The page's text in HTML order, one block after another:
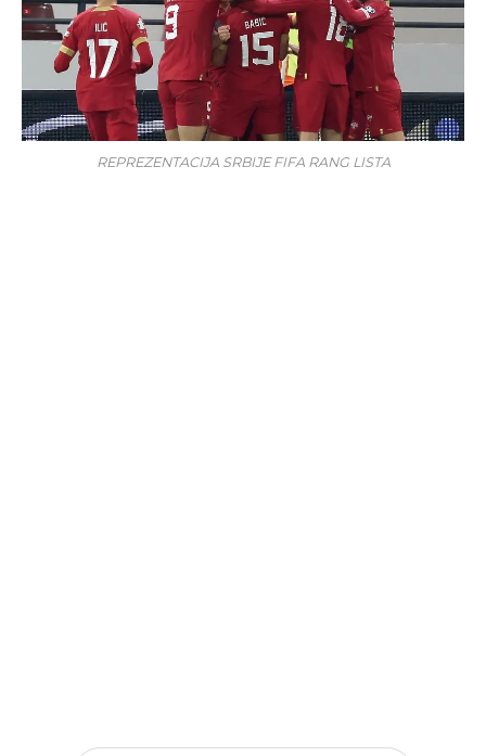
REPREZENTACIJA SRBIJE FIFA RANG LISTA